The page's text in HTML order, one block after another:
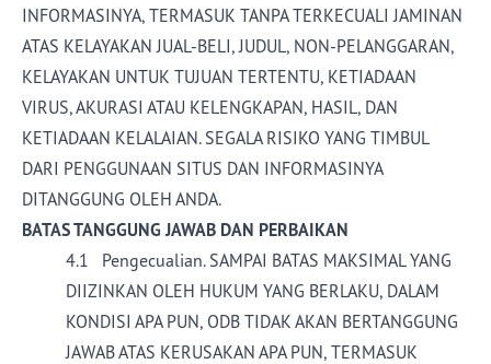
INFORMASINYA, TERMASUK TANPA TERKECUALI JAMINAN
ATAS KELAYAKAN JUAL-BELI, JUDUL, NON-PELANGGARAN,
KELAYAKAN UNTUK TUJUAN TERTENTU, KETIADAAN
VIRUS, AKURASI ATAU KELENGKAPAN, HASIL, DAN
KETIADAAN KELALAIAN. SEGALA RISIKO YANG TIMBUL
DARI PENGGUNAAN SITUS DAN INFORMASINYA
DITANGGUNG OLEH ANDA.
BATAS TANGGUNG JAWAB DAN PERBAIKAN
4.1 Pengecualian. SAMPAI BATAS MAKSIMAL YANG
DIIZINKAN OLEH HUKUM YANG BERLAKU, DALAM
KONDISI APA PUN, ODB TIDAK AKAN BERTANGGUNG
JAWAB ATAS KERUSAKAN APA PUN, TERMASUK